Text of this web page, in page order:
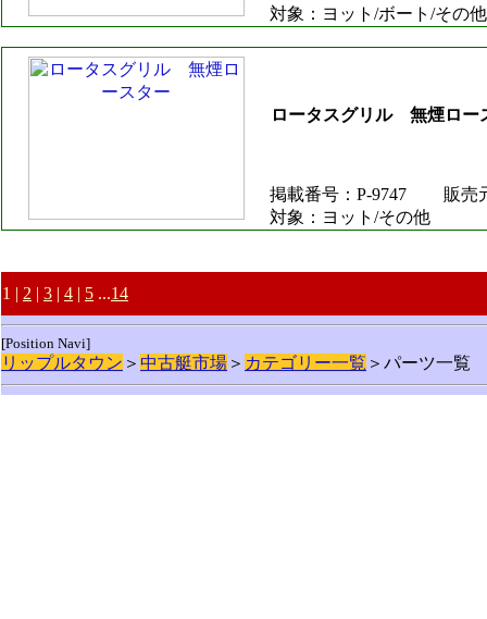
対象：ヨット/ボート/その他
ロータスグリル 無煙ロー
掲載番号：P-9747
販売
対象：ヨット/その他
1 | 2 | 3 | 4 | 5 ...14
[Position Navi]
リップルタウン ＞ 中古艇市場 ＞ カテゴリー一覧 ＞パーツ一覧